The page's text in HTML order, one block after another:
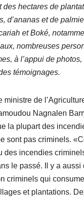
des hectares de
d’ananas et de
et Boké,
nombreuses
à l’appui de
témoignages.
ministre de
Nagnalen
la plupart des
sont pas criminels.
des incendies
le passé. Il y a aussi
criminels qui
et plantations.